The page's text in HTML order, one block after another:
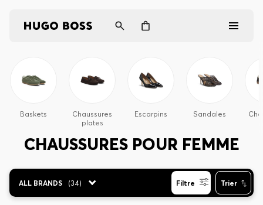
Baskets
Chaussures
plates
Escarpins Sandales
CHAUSSURES POUR FEMME
ALL BRANDS (34) Filtre Trier